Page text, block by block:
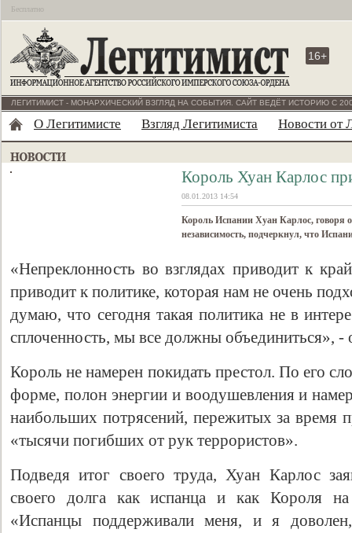
Бесплатно
16+
ЛЕГИТИМИСТ - МОНАРХИЧЕСКИЙ ВЗГЛЯД НА СОБЫТИЯ. САЙТ ВЕДЁТ ИСТОРИЮ С
О Легитимисте Взгляд Легитимиста Новости от
Король Хуан Карлос
08.01.2013 14:54
Король Испании Хуан Карлос, говоря
независимость, подчеркнул, что
«Непреклонность во взглядах приводит к
приводит к политике, которая нам не очень
думаю, что сегодня такая политика не в
сплоченность, мы все должны объединиться», -
Король не намерен покидать престол. По его
форме, полон энергии и воодушевления и
наибольших потрясений, пережитых за время
«тысячи погибших от рук террористов».
Подведя итог своего труда, Хуан Карлос
своего долга как испанца и как Короля
«Испанцы поддерживали меня, и я